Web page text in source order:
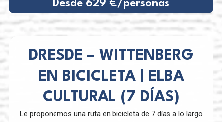
Desde 629 €/personas
DRESDE – WITTENBERG
EN BICICLETA | ELBA
CULTURAL (7 DÍAS)
Le proponemos una ruta en bicicleta de 7 días a lo largo